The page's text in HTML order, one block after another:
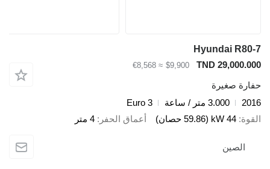
Hyundai
TND
$9,900
≈ €8,568
صغيرة
3.000 متر / ساعة
Euro 3
44 kW (59.86 حصان) أعماق الحفر 4 متر
الصين